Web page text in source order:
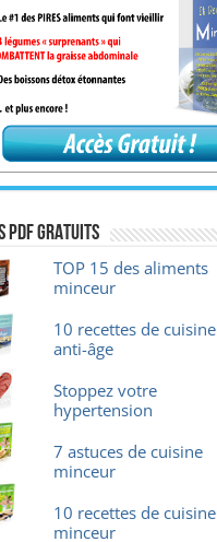
pdf GRATUITS
TOP 15 des aliments
minceur
10 recettes de cuisine
anti-âge
Stoppez votre
hypertension
7 astuces de cuisine
minceur
10 recettes de cuisine
minceur